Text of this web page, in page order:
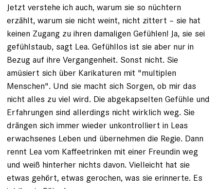
Jetzt verstehe ich auch, warum sie so nüchtern
erzählt, warum sie nicht weint, nicht zittert – sie hat
keinen Zugang zu ihren damaligen Gefühlen! Ja, sie sei
gefühlstaub, sagt Lea. Gefühllos ist sie aber nur in
Bezug auf ihre Vergangenheit. Sonst nicht. Sie
amüsiert sich über Karikaturen mit "multiplen
Menschen". Und sie macht sich Sorgen, ob mir das
nicht alles zu viel wird. Die abgekapselten Gefühle und
Erfahrungen sind allerdings nicht wirklich weg. Sie
drängen sich immer wieder unkontrolliert in Leas
erwachsenes Leben und übernehmen die Regie. Dann
rennt Lea vom Kaffeetrinken mit einer Freundin weg
und weiß hinterher nichts davon. Vielleicht hat sie
etwas gehört, etwas gerochen, was sie erinnerte. Es